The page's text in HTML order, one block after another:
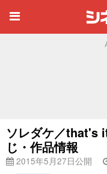
ソレダケ／that's
じ・作品情報
2015年5月27日公開